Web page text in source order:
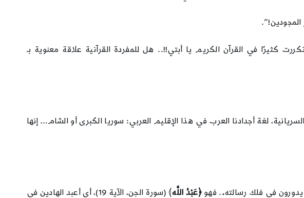
كثيرًا في القرآن الكريم يا أبتي!!.. هل للمفردة القرآنية علاقة معنوية بـ
لغة أجدادنا العرب في هذا الإقليم العربي: سوريا الكبرى أو الشام… إنها
في فلك رسالته.. فهو﴿عَبْدُ اللَّه
﴾ (سورة الجن، الآية 19)، أي أعبد الهادين في